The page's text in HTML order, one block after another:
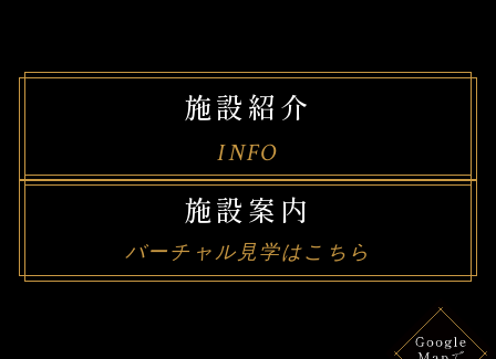
施設紹介
INFO
施設案内
バーチャル見学はこちら